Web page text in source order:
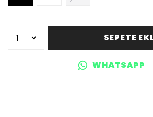
SEPETE
WHATSAPP